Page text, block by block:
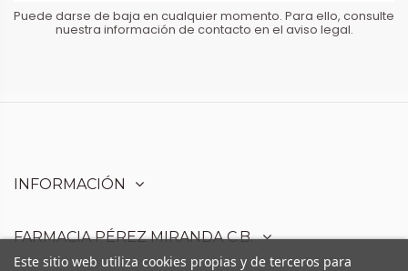
Puede darse de baja en cualquier momento. Para ello, consulte
nuestra información de contacto en el aviso legal.
INFORMACIÓN
FARMACIA PÉREZ MIRANDA C.B.
Este sitio web utiliza cookies propias y de terceros para